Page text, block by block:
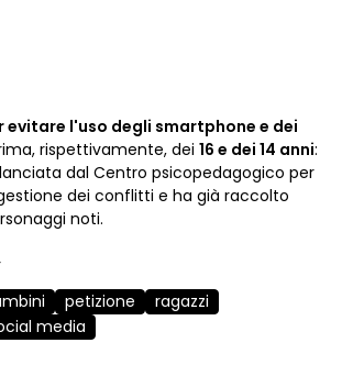
evitare l'uso degli smartphone e dei
rispettivamente, dei 16 e dei 14 anni:
dal Centro psicopedagogico per
dei conflitti e ha già raccolto
noti.
petizione
ragazzi
media